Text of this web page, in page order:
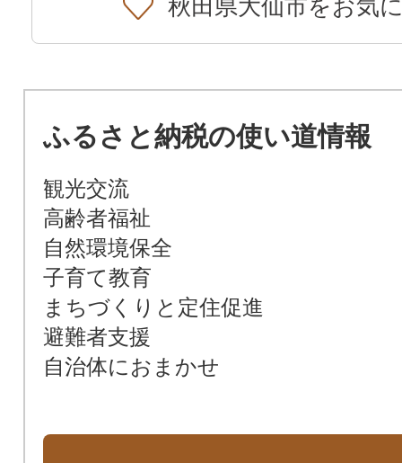
秋田県大仙市をお気
ふるさと納税の使い道情報
観光交流
高齢者福祉
自然環境保全
子育て教育
まちづくりと定住促進
避難者支援
自治体におまかせ